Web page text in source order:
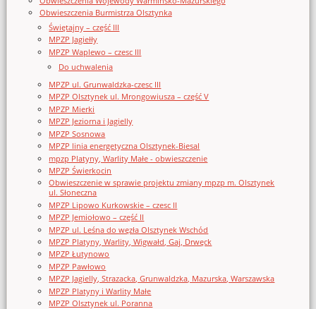
Obwieszczenia Burmistrza Olsztynka
Świętajny – część III
MPZP Jagiełły
MPZP Waplewo – czesc III
Do uchwalenia
MPZP ul. Grunwaldzka-czesc III
MPZP Olsztynek ul. Mrongowiusza – część V
MPZP Mierki
MPZP Jeziorna i Jagielly
MPZP Sosnowa
MPZP linia energetyczna Olsztynek-Biesal
mpzp Platyny, Warlity Małe - obwieszczenie
MPZP Świerkocin
Obwieszczenie w sprawie projektu zmiany mpzp m. Olsztynek
ul. Słoneczna
MPZP Lipowo Kurkowskie – czesc II
MPZP Jemiołowo – część II
MPZP ul. Leśna do węzła Olsztynek Wschód
MPZP Platyny, Warlity, Wigwałd, Gaj, Drwęck
MPZP Łutynowo
MPZP Pawłowo
MPZP Jagielly, Strazacka, Grunwaldzka, Mazurska, Warszawska
MPZP Platyny i Warlity Małe
MPZP Olsztynek ul. Poranna